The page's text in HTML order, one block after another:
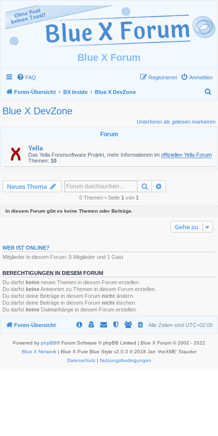
Blue X Forum
FAQ Anmelden
Registrieren
Foren-Übersicht BX Inside Blue X DevZone
Blue X DevZone
Unterforen als gelesen markieren
Forum
Yella
Das Yella Forensoftware Projekt, mehr Informationen im offiziellen Yella Forum
Themen: 10
Neues Thema Suche
0 Themen • Seite 1 von 1
In diesem Forum gibt es keine Themen oder Beiträge.
Gehe zu
WER IST ONLINE?
Mitglieder in diesem Forum: 0 Mitglieder und 1 Gast
BERECHTIGUNGEN IN DIESEM FORUM
Du darfst keine neuen Themen in diesem Forum erstellen.
Du darfst keineAntworten zu Themen in diesem Forum erstellen.
Du darfst deine Beiträge in diesem Forum nicht ändern.
Du darfst deine Beiträge in diesem Forum nicht löschen.
Du darfst keine Dateianhänge in diesem Forum erstellen.
Foren-Übersicht Alle Zeiten sind UTC+02:00
Powered by phpBB® Forum Software © phpBB Limited | Blue X Forum © 2002 - 2022
Blue X Network| Blue X Pure Blue Style v2.0.3 © 2018 Jan 'theXME' Stauder
Datenschutz| Nutzungsbedingungen